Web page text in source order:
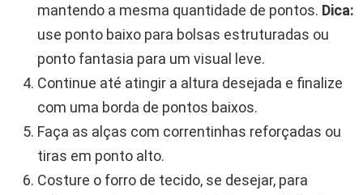
mantendo a mesma quantidade de pontos. Dica:
use ponto baixo para bolsas estruturadas ou
ponto fantasia para um visual leve.
Continue até atingir a altura desejada e finalize
com uma borda de pontos baixos.
Faça as alças com correntinhas reforçadas ou
tiras em ponto alto.
Costure o forro de tecido, se desejar, para